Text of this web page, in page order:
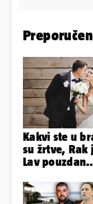
Kakvi ste u
su žrtve, Rak
Lav